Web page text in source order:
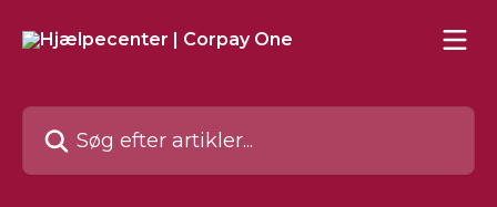
Søg efter artikler...